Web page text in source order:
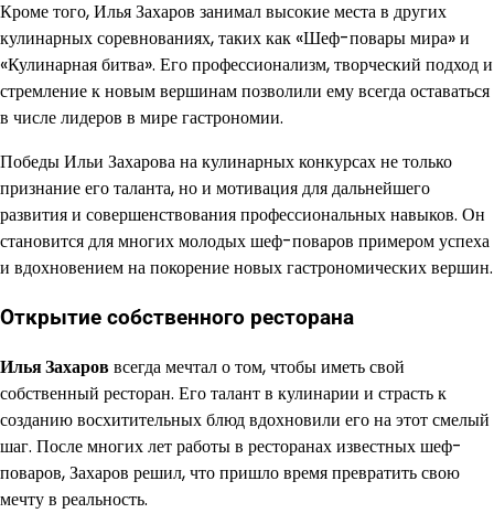
Кроме того, Илья Захаров занимал высокие места в других
кулинарных соревнованиях, таких как «Шеф-повары мира» и
«Кулинарная битва». Его профессионализм, творческий подход и
стремление к новым вершинам позволили ему всегда оставаться
в числе лидеров в мире гастрономии.
Победы Ильи Захарова на кулинарных конкурсах не только
признание его таланта, но и мотивация для дальнейшего
развития и совершенствования профессиональных навыков. Он
становится для многих молодых шеф-поваров примером успеха
и вдохновением на покорение новых гастрономических вершин.
Открытие собственного ресторана
Илья Захароввсегда мечтал о том, чтобы иметь свой
собственный ресторан. Его талант в кулинарии и страсть к
созданию восхитительных блюд вдохновили его на этот смелый
шаг. После многих лет работы в ресторанах известных шеф-
поваров, Захаров решил, что пришло время превратить свою
мечту в реальность.